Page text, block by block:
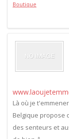
Boutique
Là où je
Belgique propose
des senteurs et